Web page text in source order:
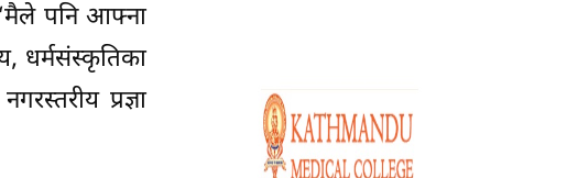
पनि आफ्ना
धर्मसंस्कृतिका
प्रज्ञा